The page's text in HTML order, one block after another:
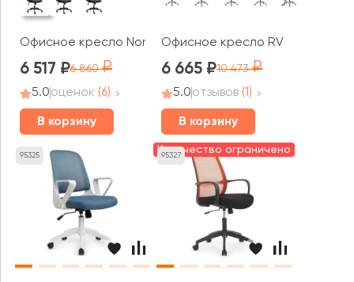
Офисное кресло Norden Бит LB
6 517 6 860
5.0оценок (6)
В корзину
Офисное кресло RV ЧЕЙР Бон /
6 665 10 473
5.0отзывов (1)
В корзину
95325 95327
Количество ограничено